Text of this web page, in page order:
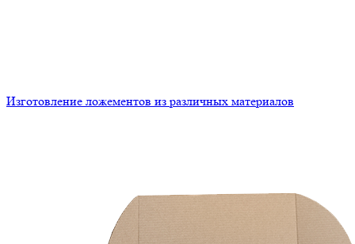
Изготовление ложементов из различных материалов